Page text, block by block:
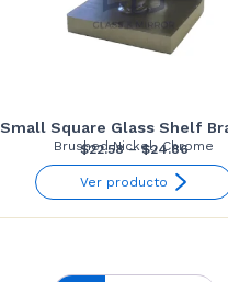
Small Square Glass Shelf
Brushed Nickel, Chrome
$22.58 – $24.86Price
$24.86
Ver producto